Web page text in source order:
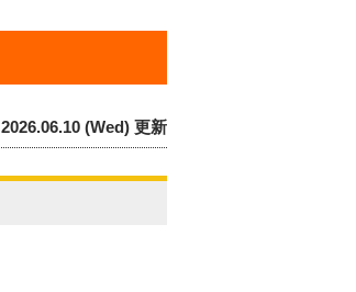
2026.06.10 (Wed) 更新